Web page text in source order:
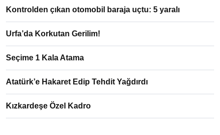
Kontrolden çıkan otomobil baraja uçtu: 5 yaralı
Urfa’da Korkutan Gerilim!
Seçime 1 Kala Atama
Atatürk’e Hakaret Edip Tehdit Yağdırdı
Kızkardeşe Özel Kadro